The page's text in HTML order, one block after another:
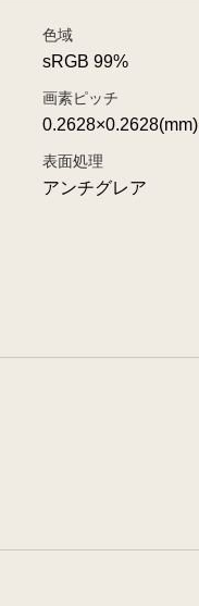
色域
sRGB 99%
画素ピッチ
0.2628×0.2628(mm)
表面処理
アンチグレア